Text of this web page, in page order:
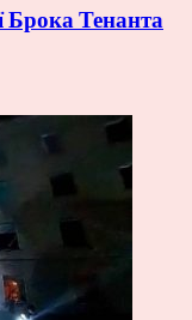
Брока Тенанта